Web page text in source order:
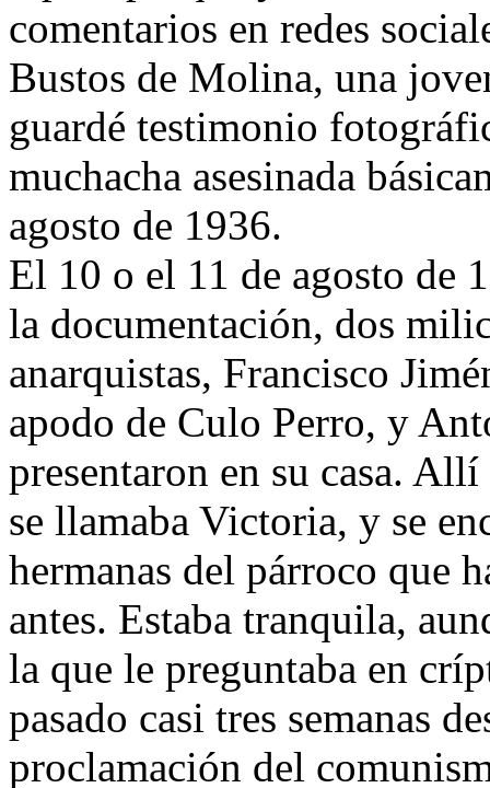
comentarios en redes
Bustos de Molina, una
guardé testimonio
muchacha asesinada
agosto de 1936.
El 10 o el 11 de agosto de
la documentación, dos
anarquistas, Francisco
apodo de Culo Perro, y
presentaron en su casa.
se llamaba Victoria, y se
hermanas del párroco que
antes. Estaba tranquila,
la que le preguntaba en
pasado casi tres semanas
proclamación del